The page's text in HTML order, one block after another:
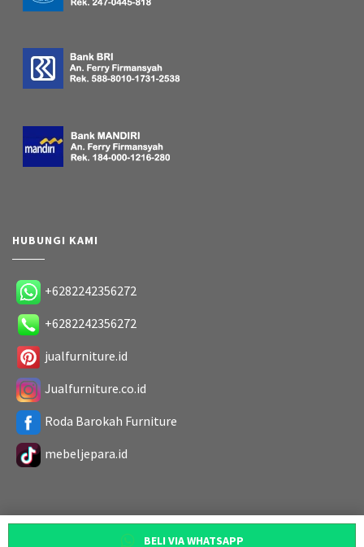
BELI VIA WHATSAPP
HUBUNGI KAMI
+6282242356272
+6282242356272
jualfurniture.id
Jualfurniture.co.id
Roda Barokah Furniture
mebeljepara.id